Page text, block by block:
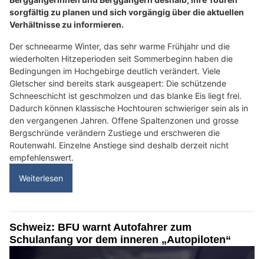
sorgfältig zu planen und sich vorgängig über die aktuellen
Verhältnisse zu informieren.
Der schneearme Winter, das sehr warme Frühjahr und die
wiederholten Hitzeperioden seit Sommerbeginn haben die
Bedingungen im Hochgebirge deutlich verändert. Viele
Gletscher sind bereits stark ausgeapert: Die schützende
Schneeschicht ist geschmolzen und das blanke Eis liegt frei.
Dadurch können klassische Hochtouren schwieriger sein als in
den vergangenen Jahren. Offene Spaltenzonen und grosse
Bergschründe verändern Zustiege und erschweren die
Routenwahl. Einzelne Anstiege sind deshalb derzeit nicht
empfehlenswert.
Weiterlesen
Schweiz: BFU warnt Autofahrer zum
Schulanfang vor dem inneren „Autopiloten“